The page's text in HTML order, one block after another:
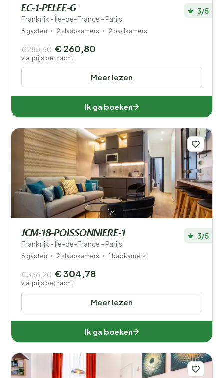
EC-1-PELEE-G
Frankrijk - Île-de-France - Parijs
3/5
6 gasten 2 slaapkamers 2 badkamers
Meer lezen
€285,60 € 260,80
v.a. prijs per nacht
Ik ga boeken
1/4
JCM-18-POISSONNIERE-1
Frankrijk - Île-de-France - Parijs
3/5
6 gasten 2 slaapkamers 1 badkamers
Meer lezen
€336,20 € 304,78
v.a. prijs per nacht
Ik ga boeken